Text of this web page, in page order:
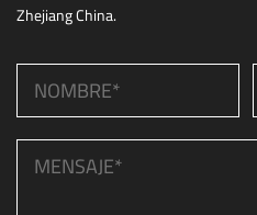
Zhejiang China.